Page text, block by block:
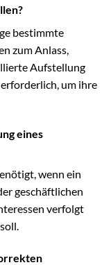
bestimmte
zum Anlass,
Aufstellung
um ihre
eines
wenn ein
geschäftlichen
verfolgt